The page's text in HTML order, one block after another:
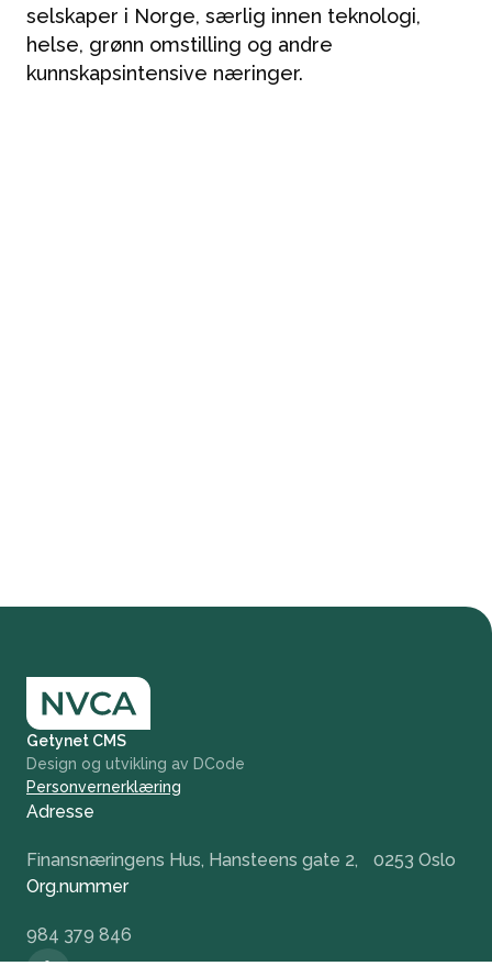
selskaper i Norge, særlig innen teknologi,
helse, grønn omstilling og andre
kunnskapsintensive næringer.
Getynet CMS
Design og utvikling av DCode
Personvernerklæring
Adresse
Finansnæringens Hus, Hansteens gate 2, 0253 Oslo
Org.nummer
984 379 846